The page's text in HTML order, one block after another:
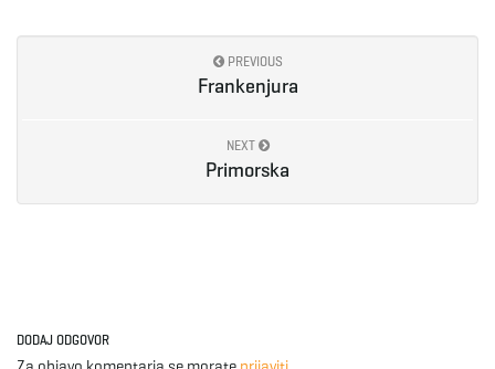
PREVIOUS
Frankenjura
NEXT
Primorska
DODAJ ODGOVOR